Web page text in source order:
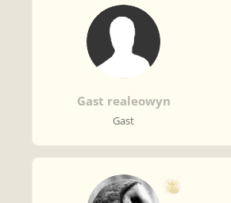
Gast realeowyn
Gast